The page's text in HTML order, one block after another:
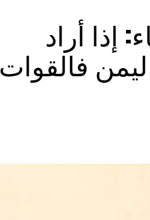
إذا أراد
فالقوات